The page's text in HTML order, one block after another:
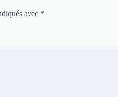
avec *